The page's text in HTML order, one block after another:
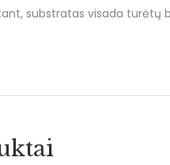
substratas visada turėtų